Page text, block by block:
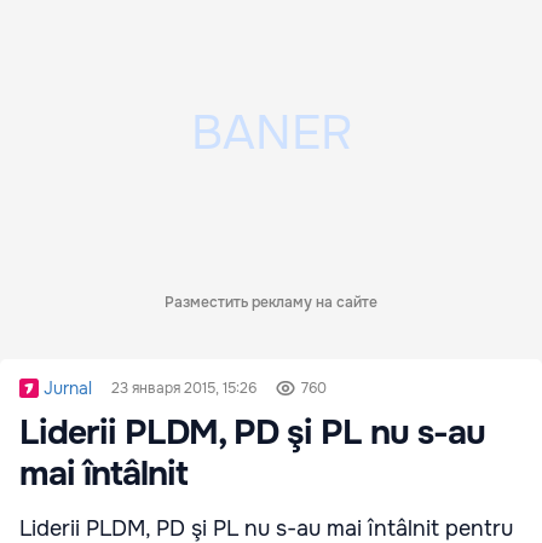
Разместить рекламу на сайте
Jurnal 23 января 2015, 15:26 760
Liderii PLDM, PD şi PL nu s-au
mai întâlnit
Liderii PLDM, PD şi PL nu s-au mai întâlnit pentru